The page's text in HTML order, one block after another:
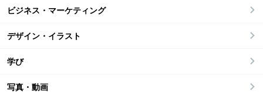
ビジネス・マーケティング
デザイン・イラスト
学び
写真・動画